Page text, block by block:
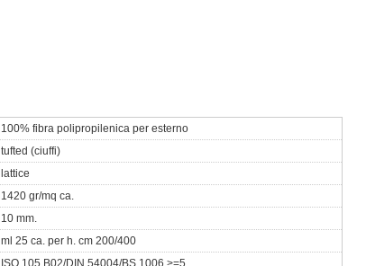
100% fibra polipropilenica per esterno
tufted (ciuffi)
lattice
1420 gr/mq ca.
10 mm.
ml 25 ca. per h. cm 200/400
ISO 105 B02/DIN 54004/BS 1006 >=5